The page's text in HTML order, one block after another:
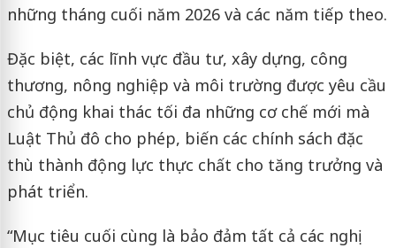
những tháng cuối năm 2026 và các năm tiếp theo.
Đặc biệt, các lĩnh vực đầu tư, xây dựng, công
thương, nông nghiệp và môi trường được yêu cầu
chủ động khai thác tối đa những cơ chế mới mà
Luật Thủ đô cho phép, biến các chính sách đặc
thù thành động lực thực chất cho tăng trưởng và
phát triển.
“Mục tiêu cuối cùng là bảo đảm tất cả các nghị